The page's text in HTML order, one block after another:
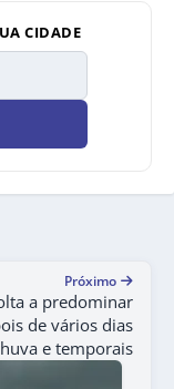
CIDADE
Próximo
a predominar
de vários dias
e temporais